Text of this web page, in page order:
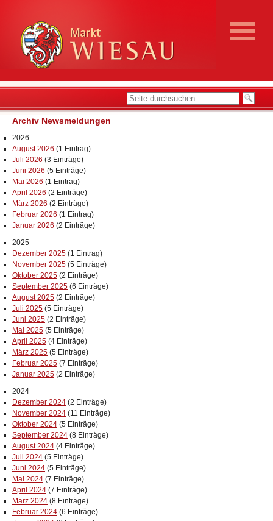
Archiv Newsmeldungen
2026
August 2026 (1 Eintrag)
Juli 2026 (3 Einträge)
Juni 2026 (5 Einträge)
Mai 2026 (1 Eintrag)
April 2026 (2 Einträge)
März 2026 (2 Einträge)
Februar 2026 (1 Eintrag)
Januar 2026 (2 Einträge)
2025
Dezember 2025 (1 Eintrag)
November 2025 (5 Einträge)
Oktober 2025 (2 Einträge)
September 2025 (6 Einträge)
August 2025 (2 Einträge)
Juli 2025 (5 Einträge)
Juni 2025 (2 Einträge)
Mai 2025 (5 Einträge)
April 2025 (4 Einträge)
März 2025 (5 Einträge)
Februar 2025 (7 Einträge)
Januar 2025 (2 Einträge)
2024
Dezember 2024 (2 Einträge)
November 2024 (11 Einträge)
Oktober 2024 (5 Einträge)
September 2024 (8 Einträge)
August 2024 (4 Einträge)
Juli 2024 (5 Einträge)
Juni 2024 (5 Einträge)
Mai 2024 (7 Einträge)
April 2024 (7 Einträge)
März 2024 (8 Einträge)
Februar 2024 (6 Einträge)